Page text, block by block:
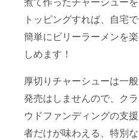
トッピングすれば、自宅で
簡単にビリーラーメンを楽
しめます！
厚切りチャーシューは一般
発売はしませんので、クラ
ウドファンディングの支援
者だけが味わえる、特別な